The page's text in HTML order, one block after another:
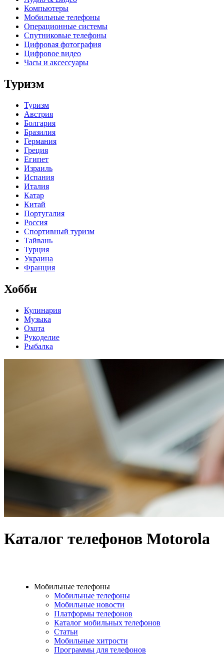
Компьютеры
Мобильные телефоны
Операционные системы
Спутниковые телефоны
Цифровая фотография
Цифровое видео
Часы и аксессуары
Туризм
Туризм
Австрия
Болгария
Бразилия
Германия
Греция
Египет
Израиль
Испания
Италия
Катар
Китай
Португалия
Россия
Спортивный туризм
Тайвань
Турция
Украина
Франция
Хобби
Кулинария
Музыка
Охота
Рукоделие
Рыбалка
Каталог телефонов Motorola
Мобильные телефоны
Мобильные телефоны
Мобильные новости
Платформы телефонов
Каталог мобильных телефонов
Статьи
Мобильные хитрости
Программы для телефонов